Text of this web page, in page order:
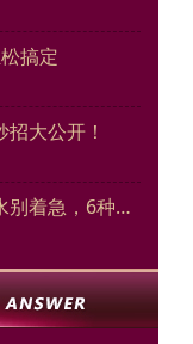
搞定
大公开！
塑料水管漏水怎么补漏？水管漏水别着急，6种方法轻松搞定！